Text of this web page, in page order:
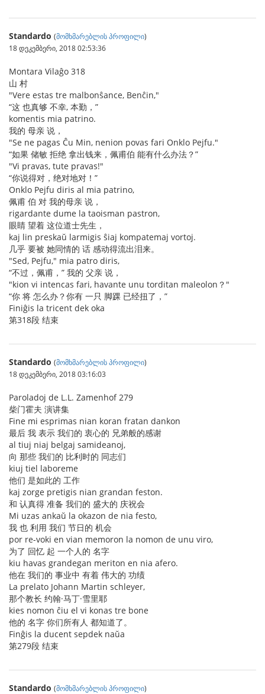
Standardo (მომხმარებლის პროფილი)
18 დეკემბერი, 2018 02:53:36
Montara Vilaĝo 318
山 村
"Vere estas tre malbonŝance, Benĉin,"
“这 也真够 不幸, 本勤，”
komentis mia patrino.
我的 母亲 说，
"Se ne pagas Ĉu Min, nenion povas fari Onklo Pejfu."
“如果 储敏 拒绝 拿出钱来，佩甫伯 能有什么办法？”
"Vi pravas, tute pravas!"
“你说得对，绝对地对！”
Onklo Pejfu diris al mia patrino,
佩甫 伯 对 我的母亲 说，
rigardante dume la taoisman pastron,
眼睛 望着 这位道士先生，
kaj lin preskaŭ larmigis ŝiaj kompatemaj vortoj.
几乎 要被 她同情的 话 感动得流出泪来。
"Sed, Pejfu," mia patro diris,
“不过，佩甫，” 我的 父亲 说，
"kion vi intencas fari, havante unu torditan maleolon？"
“你 将 怎么办？你有 一只 脚踝 已经扭了，”
Finiĝis la tricent dek oka
第318段 结束
Standardo (მომხმარებლის პროფილი)
18 დეკემბერი, 2018 03:16:03
Paroladoj de L.L. Zamenhof 279
柴门霍夫 演讲集
Fine mi esprimas nian koran fratan dankon
最后 我 表示 我们的 衷心的 兄弟般的感谢
al tiuj niaj belgaj samideanoj,
向 那些 我们的 比利时的 同志们
kiuj tiel laboreme
他们 是如此的 工作
kaj zorge pretigis nian grandan feston.
和 认真得 准备 我们的 盛大的 庆祝会
Mi uzas ankaŭ la okazon de nia festo,
我 也 利用 我们 节日的 机会
por re-voki en vian memoron la nomon de unu viro,
为了 回忆 起 一个人的 名字
kiu havas grandegan meriton en nia afero.
他在 我们的 事业中 有着 伟大的 功绩
La prelato Johann Martin schleyer,
那个教长 约翰·马丁·雪里耶
kies nomon ĉiu el vi konas tre bone
他的 名字 你们所有人 都知道了。
Finĝis la ducent sepdek naŭa
第279段 结束
Standardo (მომხმარებლის პროფილი)